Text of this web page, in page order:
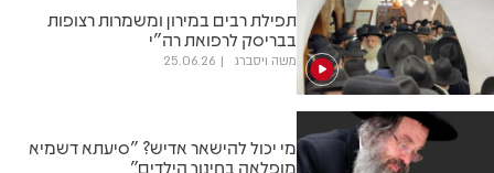
תפילת רבים במירון ומשמרות רצופות
בבריסק לרפואת רה"י
משה ויסברג 25.06.26
מי יכול להישאר אדיש? "סיעתא דשמיא
מופלאה בחינוך הילדים"